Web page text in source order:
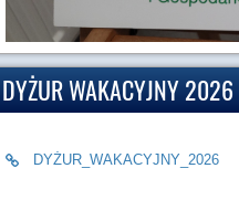
DYŻUR WAKACYJNY 2026
DYŻUR_WAKACYJNY_2026